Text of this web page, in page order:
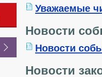
Уважаемые
Новости
Новости
Новости